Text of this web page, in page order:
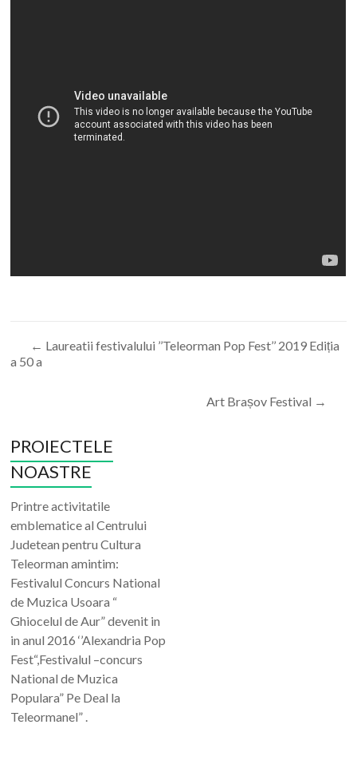
← Laureatii festivalului ’’Teleorman Pop Fest’’ 2019 Ediția
a 50 a
Art Brașov Festival →
PROIECTELE
NOASTRE
Printre activitatile
emblematice al Centrului
Judetean pentru Cultura
Teleorman amintim:
Festivalul Concurs National
de Muzica Usoara “
Ghiocelul de Aur” devenit in
in anul 2016 ‘’Alexandria Pop
Fest“,Festivalul –concurs
National de Muzica
Populara” Pe Deal la
Teleormanel” .